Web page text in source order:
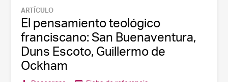
ARTÍCULO
El pensamiento teológico
franciscano: San Buenaventura,
Duns Escoto, Guillermo de
Ockham